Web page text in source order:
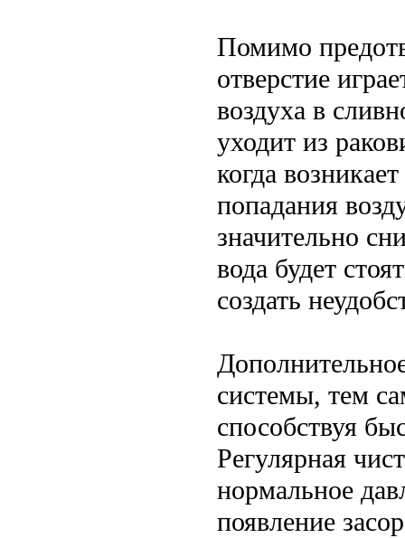
Помимо
отверстие
воздуха в
уходит из
когда
попадания
значительно
вода будет
создать
системы, тем
способствуя
Регулярная
нормальное
появление